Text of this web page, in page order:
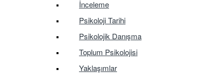
İnceleme
Psikoloji Tarihi
Psikolojik Danışma
Toplum Psikolojisi
Yaklaşımlar